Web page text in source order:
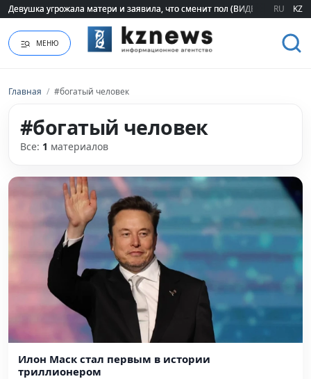
Девушка угрожала матери и заявила, что сменит пол (ВИДЕО)
Девушка угрожала матери и заявила, что сменит пол (ВИДЕО) RU KZ
МЕНЮ
Главная / #богатый человек
#богатый человек
Все: 1 материалов
Илон Маск стал первым в истории
триллионером